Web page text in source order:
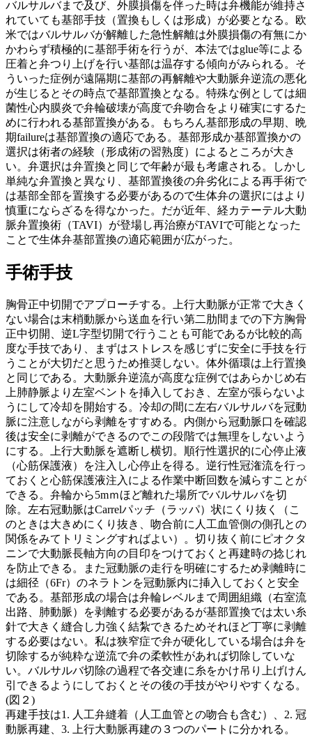
バルサルバまで及び、外膜損傷を伴った時は弁機能が維持さ
れていても基部手技（置換もしくは形成）が必要となる。欧
米ではバルサルバが解離した急性解離は外膜損傷の有無にか
かわらず積極的に基部手術を行うが、本法ではglue等による
圧着と弁つり上げを行い基部は温存する傾向がみられる。そ
ういった症例が遠隔期に基部の再解離や大動脈弁逆流の悪化
が生じるとその時点で基部置換となる。特殊な例としては細
菌性心内膜炎で弁輪破壊が高度で弁吻合をより確実にするた
めに行われる基部置換がある。もちろん基部形成の早期、晩
期failureは基部置換の適応である。基部形成か基部置換かの
選択は術者の経験（形成術の習熟度）によるところが大き
い。弁選択は弁置換と同じで年齢が最も考慮される。しかし
単純な弁置換と異なり、基部置換後の弁劣化による再手術で
は基部全部を置換する必要があるので生体弁の選択にはより
慎重にならざるを得なかった。だが近年、経カテーテル大動
脈弁置換術（TAVI）が登場し再治療がTAVIで可能となった
ことで生体弁基部置換の適応範囲が広がった。
手術手技
胸骨正中切開でアプローチする。上行大動脈が正常で大きく
ない場合は末梢動脈から送血を行い第二肋間までの下方胸骨
正中切開、逆L字型切開で行うことも可能であるが比較的高
度な手技であり、まずはストレスを感じずに安全に手技を行
うことが大切だと思うため推奨しない。体外循環は上行置換
と同じである。大動脈弁逆流が高度な症例ではあらかじめ右
上肺静脈より左室ベントを挿入しておき、左室が張らないよ
うにして冷却を開始する。冷却の間に左右バルサルバを冠動
脈に注意しながら剥離をすすめる。内側から冠動脈口を確認
後は安全に剥離ができるのでこの段階では無理をしないよう
にする。上行大動脈を遮断し横切。順行性選択的に心停止液
（心筋保護液）を注入し心停止を得る。逆行性冠潅流を行っ
ておくと心筋保護液注入による作業中断回数を減らすことが
できる。弁輪から5mｍほど離れた場所でバルサルバを切
除。左右冠動脈はCarrelパッチ（ラッパ）状にくり抜く（こ
のときは大きめにくり抜き、吻合前に人工血管側の側孔との
関係をみてトリミングすればよい）。切り抜く前にピオクタ
ニンで大動脈長軸方向の目印をつけておくと再建時の捻じれ
を防止できる。また冠動脈の走行を明確にするため剥離時に
は細径（6Fr）のネラトンを冠動脈内に挿入しておくと安全
である。基部形成の場合は弁輪レベルまで周囲組織（右室流
出路、肺動脈）を剥離する必要があるが基部置換では太い糸
針で大きく縫合し力強く結紮できるためそれほど丁寧に剥離
する必要はない。私は狭窄症で弁が硬化している場合は弁を
切除するが純粋な逆流で弁の柔軟性があれば切除していな
い。バルサルバ切除の過程で各交連に糸をかけ吊り上げけん
引できるようにしておくとその後の手技がやりやすくなる。
(図２)
再建手技は1. 人工弁縫着（人工血管との吻合も含む）、2. 冠
動脈再建、3. 上行大動脈再建の３つのパートに分かれる。